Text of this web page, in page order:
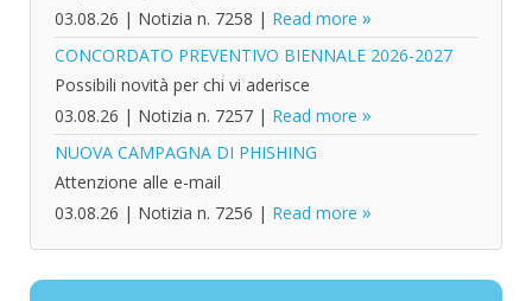
03.08.26 | Notizia n. 7258 | Read more
CONCORDATO PREVENTIVO BIENNALE 2026-2027
Possibili novità per chi vi aderisce
03.08.26 | Notizia n. 7257 | Read more
NUOVA CAMPAGNA DI PHISHING
Attenzione alle e-mail
03.08.26 | Notizia n. 7256 | Read more